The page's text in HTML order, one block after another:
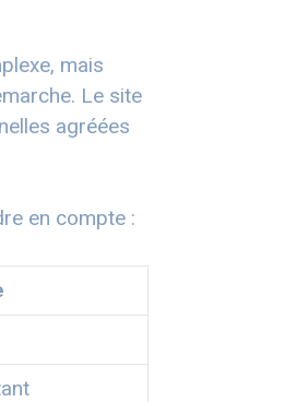
mais
Le site
agréées
en compte :